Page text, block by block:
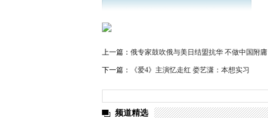
上一篇： 俄专家鼓吹俄与美日结盟抗华 不做中国附庸
下一篇： 《爱4》主演忆走红 娄艺潇：本想实习
频道精选